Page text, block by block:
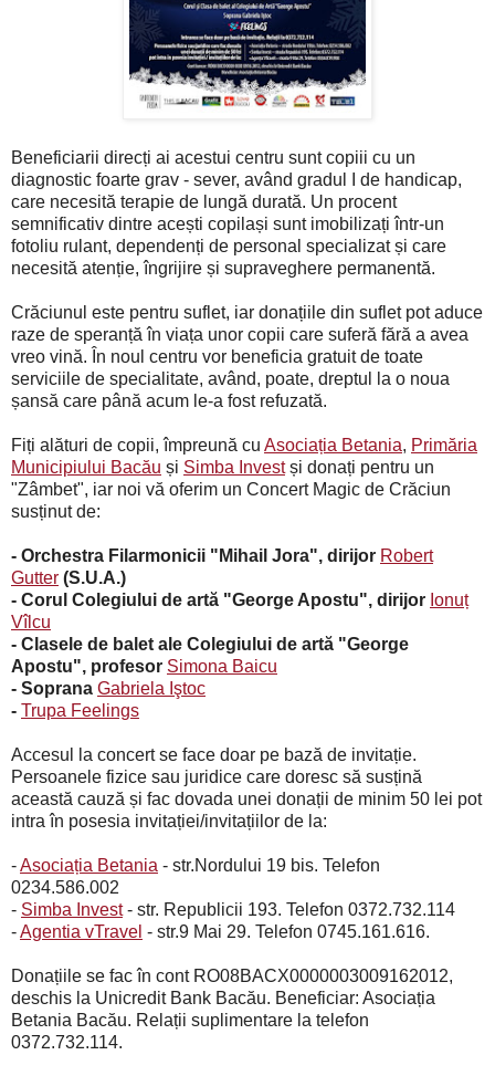
Beneficiarii direcți ai acestui centru sunt copiii cu un
diagnostic foarte grav - sever, având gradul I de handicap,
care necesită terapie de lungă durată. Un procent
semnificativ dintre acești copilași sunt imobilizați într-un
fotoliu rulant, dependenți de personal specializat și care
necesită atenție, îngrijire și supraveghere permanentă.
Crăciunul este pentru suflet, iar donațiile din suflet pot aduce
raze de speranță în viața unor copii care suferă fără a avea
vreo vină. În noul centru vor beneficia gratuit de toate
serviciile de specialitate, având, poate, dreptul la o noua
șansă care până acum le-a fost refuzată.
Fiți alături de copii, împreună cu Asociația Betania, Primăria
Municipiului Bacău și Simba Investși donați pentru un
"Zâmbet", iar noi vă oferim un Concert Magic de Crăciun
susținut de:
- Orchestra Filarmonicii "Mihail Jora", dirijor Robert
Gutter (S.U.A.)
- Corul Colegiului de artă "George Apostu", dirijor Ionuț
Vîlcu
- Clasele de balet ale Colegiului de artă "George
Apostu", profesor Simona Baicu
- Soprana Gabriela Iştoc
- Trupa Feelings
Accesul la concert se face doar pe bază de invitație.
Persoanele fizice sau juridice care doresc să susțină
această cauză și fac dovada unei donații de minim 50 lei pot
intra în posesia invitației/invitațiilor de la:
-Asociația Betania - str.Nordului 19 bis. Telefon
0234.586.002
- Simba Invest- str. Republicii 193. Telefon 0372.732.114
-Agentia vTravel - str.9 Mai 29. Telefon 0745.161.616.
Donațiile se fac în cont RO08BACX0000003009162012,
deschis la Unicredit Bank Bacău. Beneficiar: Asociația
Betania Bacău. Relații suplimentare la telefon
0372.732.114.